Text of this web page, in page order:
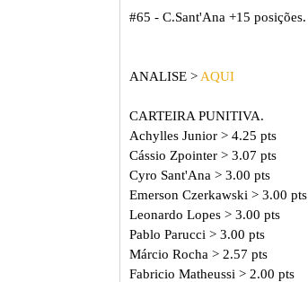
#65 - C.Sant'Ana +15 posições.
ANALISE > AQUI
CARTEIRA PUNITIVA.
Achylles Junior > 4.25 pts
Cássio Zpointer > 3.07 pts
Cyro Sant'Ana > 3.00 pts
Emerson Czerkawski > 3.00 pts
Leonardo Lopes > 3.00 pts
Pablo Parucci > 3.00 pts
Márcio Rocha > 2.57 pts
Fabricio Matheussi > 2.00 pts